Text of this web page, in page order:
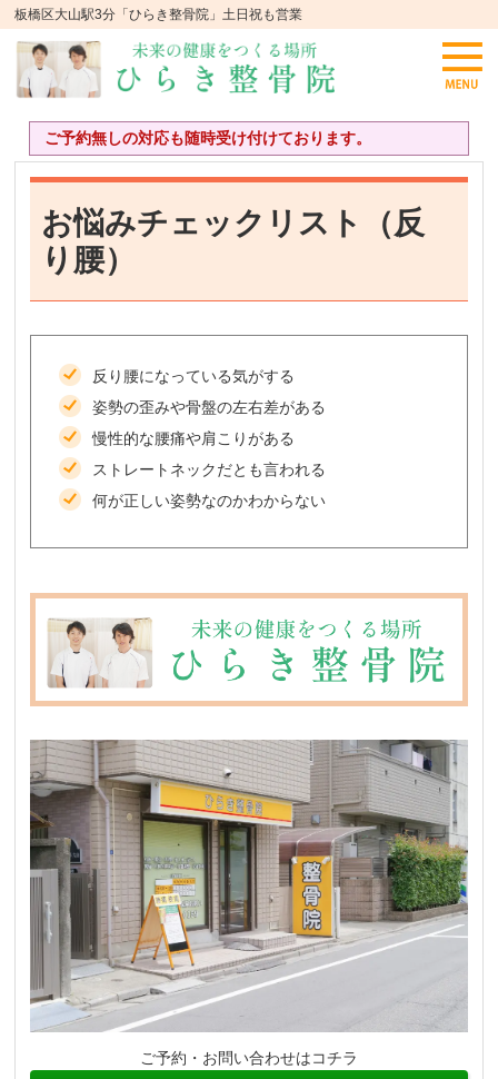
板橋区大山駅3分「ひらき整骨院」土日祝も営業
ご予約無しの対応も随時受け付けております。
お悩みチェックリスト（反
り腰）
反り腰になっている気がする
姿勢の歪みや骨盤の左右差がある
慢性的な腰痛や肩こりがある
ストレートネックだとも言われる
何が正しい姿勢なのかわからない
ご予約・お問い合わせはコチラ